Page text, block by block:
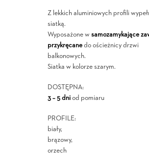
Z lekkich aluminiowych profili
siatką.
Wyposażone w samozamykające
przykręcanedo ościeżnicy drzwi
balkonowych.
Siatka w kolorze szarym.
DOSTĘPNA:
3 – 5 dniod pomiaru
PROFILE:
biały,
brązowy,
orzech